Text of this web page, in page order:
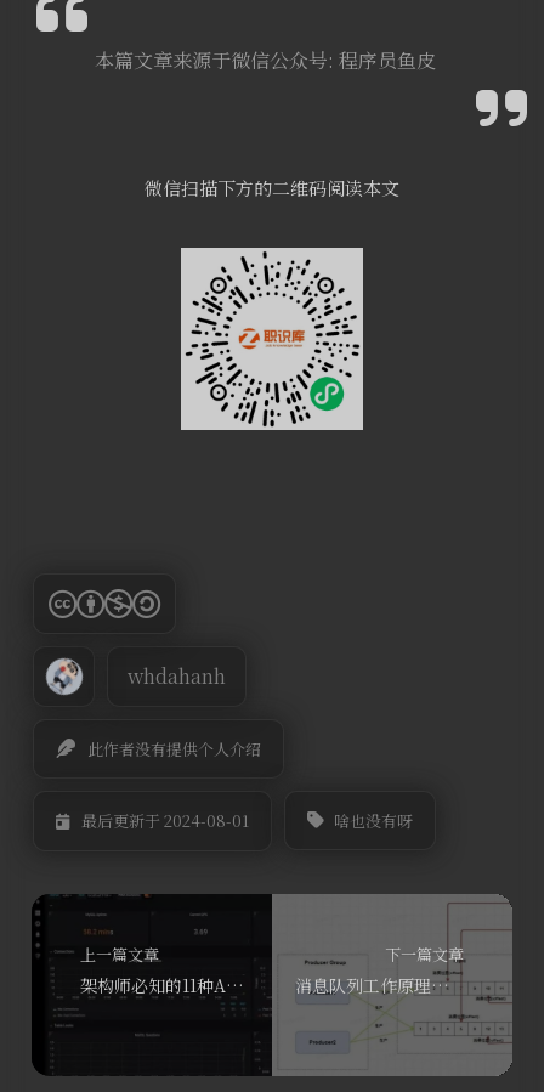
本篇文章来源于微信公众号: 程序员鱼皮
微信扫描下方的二维码阅读本文
whdahanh
此作者没有提供个人介绍
最后更新于 2024-08-01 啥也没有呀
上一篇文章
架构师必知的11种API性能优化方法
下一篇文章
消息队列工作原理对比以及选型